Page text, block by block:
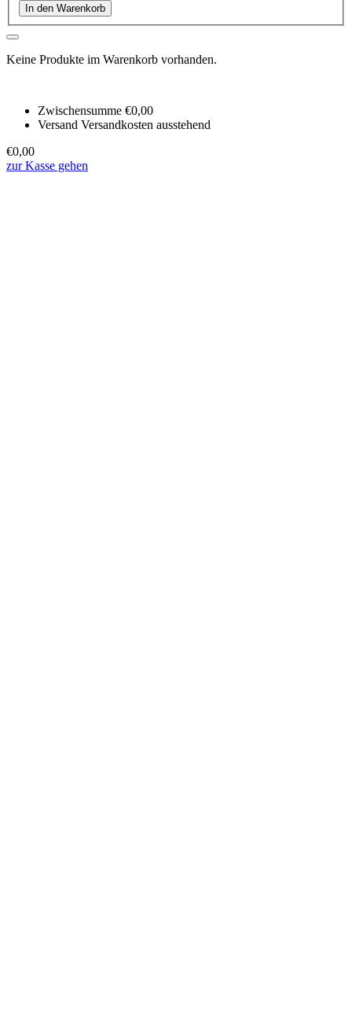
In den Warenkorb
Keine Produkte im Warenkorb vorhanden.
Zwischensumme €0,00
Versand Versandkosten ausstehend
€0,00
zur Kasse gehen